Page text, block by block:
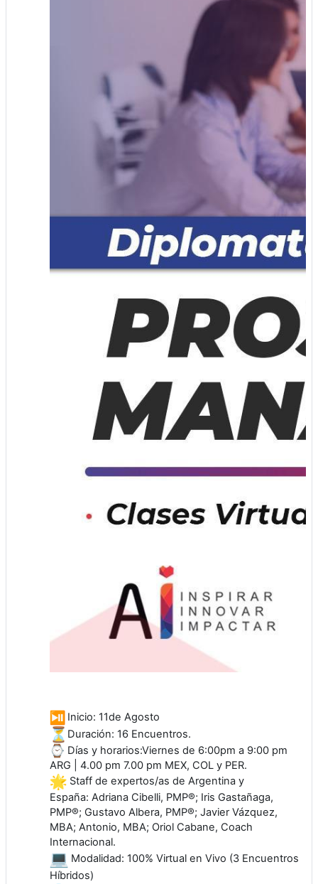
Inicio: 11de Agosto
Duración: 16 Encuentros.
Días y horarios:Viernes de 6:00pm a 9:00 pm
ARG | 4.00 pm 7.00 pm MEX, COL y PER.
Staff de expertos/as de Argentina y
España: Adriana Cibelli, PMP®; Iris Gastañaga,
PMP®; Gustavo Albera, PMP®; Javier Vázquez,
MBA; Antonio, MBA; Oriol Cabane, Coach
Internacional.
Modalidad: 100% Virtual en Vivo (3 Encuentros
Híbridos)